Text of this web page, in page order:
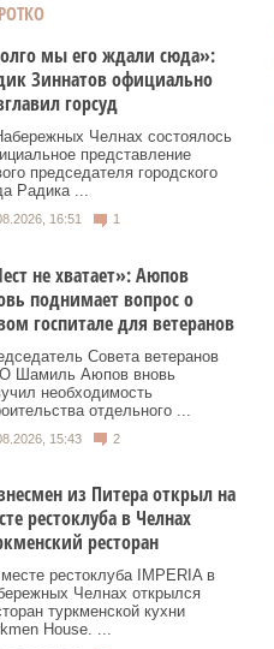
мы его ждали сюда»:
Зиннатов официально
горсуд
Челнах состоялось
представление
председателя городского
Радика ...
16:51 1
не хватает»: Аюпов
поднимает вопрос о
госпитале для ветеранов
Совета ветеранов
Шамиль Аюпов вновь
необходимость
отдельного ...
15:43 2
из Питера открыл на
рестоклуба в Челнах
ресторан
рестоклуба IMPERIA в
Челнах открылся
туркменской кухни
House. ...